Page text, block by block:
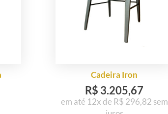
Cadeira Iron
R$ 3.205,67
em até 12x de R$ 296,82 sem